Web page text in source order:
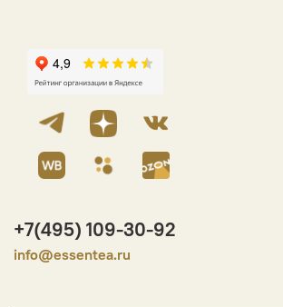
+7(495) 109-30-92
info@essentea.ru